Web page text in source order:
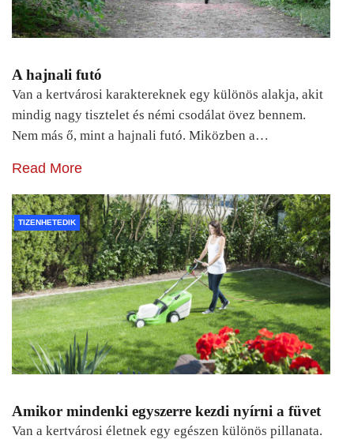
A hajnali futó
Van a kertvárosi karaktereknek egy különös alakja, akit
mindig nagy tisztelet és némi csodálat övez bennem.
Nem más ő, mint a hajnali futó. Miközben a…
Read More
TIZENHETEDIK
Amikor mindenki egyszerre kezdi nyírni a füvet
Van a kertvárosi életnek egy egészen különös pillanata.